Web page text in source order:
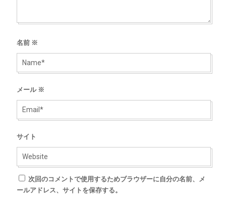
名前 ※
メール ※
サイト
次回のコメントで使用するためブラウザーに自分の名前、メ
ールアドレス、サイトを保存する。